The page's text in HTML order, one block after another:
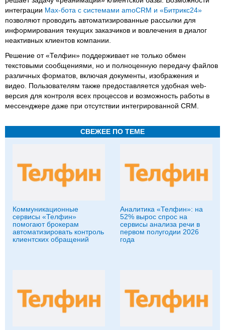
интеграции Max-бота с системами amoCRM и «Битрикс24»
позволяют проводить автоматизированные рассылки для
информирования текущих заказчиков и вовлечения в диалог
неактивных клиентов компании.
Решение от «Телфин» поддерживает не только обмен
текстовыми сообщениями, но и полноценную передачу файлов
различных форматов, включая документы, изображения и
видео. Пользователям также предоставляется удобная web-
версия для контроля всех процессов и возможность работы в
мессенджере даже при отсутствии интегрированной CRM.
СВЕЖЕЕ ПО ТЕМЕ
Коммуникационные
сервисы «Телфин»
помогают брокерам
автоматизировать контроль
клиентских обращений
Аналитика «Телфин»: на
52% вырос спрос на
сервисы анализа речи в
первом полугодии 2026
года